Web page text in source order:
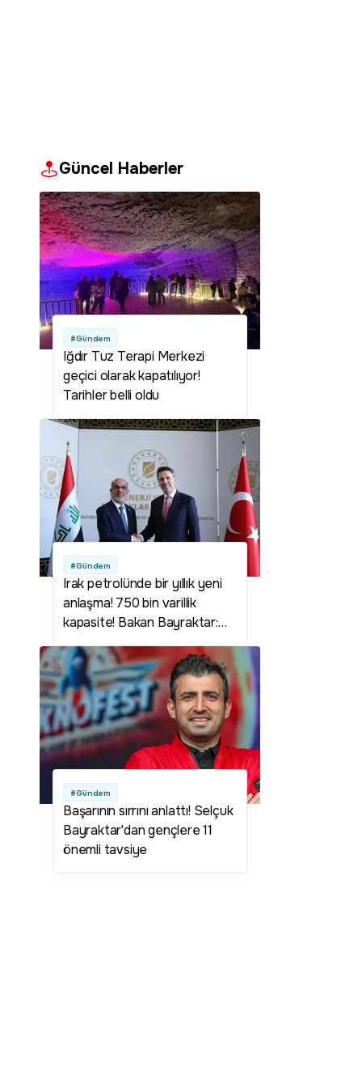
Güncel Haberler
#Gündem
Iğdır Tuz Terapi Merkezi
geçici olarak kapatılıyor!
Tarihler belli oldu
#Gündem
Irak petrolünde bir yıllık yeni
anlaşma! 750 bin varillik
kapasite! Bakan Bayraktar:
anlaşma ile tamamlıyoruz
#Gündem
Başarının sırrını anlattı! Selçuk
Bayraktar'dan gençlere 11
önemli tavsiye